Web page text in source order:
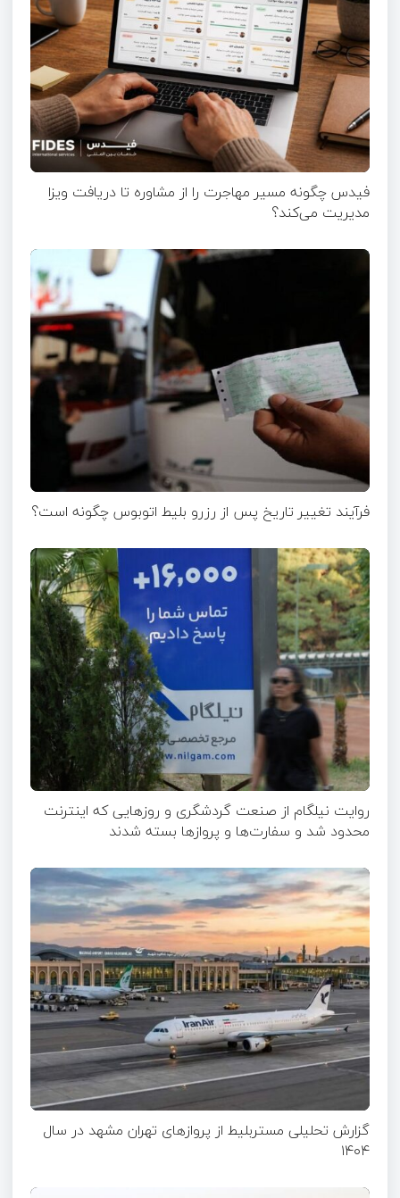
فیدس چگونه مسیر مهاجرت را از مشاوره تا دریافت ویزا
مدیریت می‌کند؟
فرآیند تغییر تاریخ پس از رزرو بلیط اتوبوس چگونه است؟
روایت نیلگام از صنعت گردشگری و روزهایی که اینترنت
محدود شد و سفارت‌ها و پروازها بسته شدند
گزارش تحلیلی مستربلیط از پروازهای تهران مشهد در سال
۱۴۰۴